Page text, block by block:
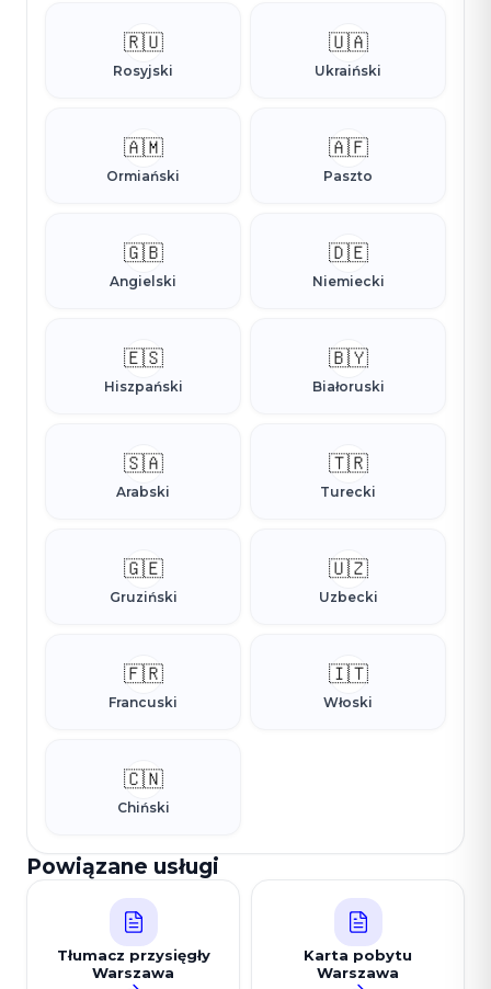
🇷🇺
Rosyjski
🇺🇦
Ukraiński
🇦🇲
Ormiański
🇦🇫
Paszto
🇬🇧
Angielski
🇩🇪
Niemiecki
🇪🇸
Hiszpański
🇧🇾
Białoruski
🇸🇦
Arabski
🇹🇷
Turecki
🇬🇪
Gruziński
🇺🇿
Uzbecki
🇫🇷
Francuski
🇮🇹
Włoski
🇨🇳
Chiński
Powiązane usługi
Tłumacz przysięgły
Warszawa
Karta pobytu
Warszawa